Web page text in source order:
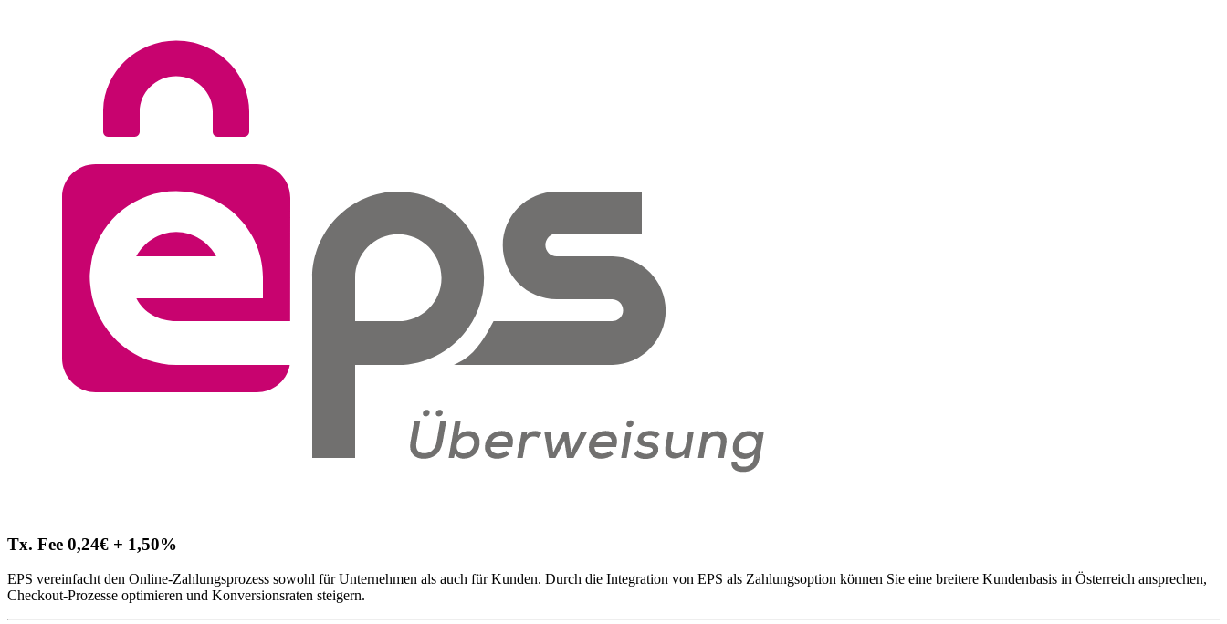
Tx. Fee 0,24€ + 1,50%
EPS vereinfacht den Online-Zahlungsprozess sowohl für Unternehmen als auch für Kunden. Durch die Integration von EPS als Zahlungsoption können Sie eine breitere Kundenbasis in Österreich ansprechen,
Checkout-Prozesse optimieren und Konversionsraten steigern.